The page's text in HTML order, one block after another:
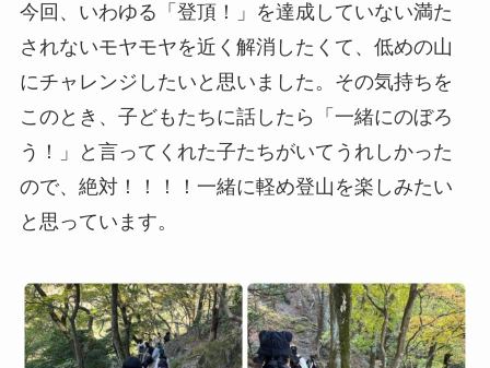
今回、いわゆる「登頂！」を達成していない満た
されないモヤモヤを近く解消したくて、低めの山
にチャレンジしたいと思いました。その気持ちを
このとき、子どもたちに話したら「一緒にのぼろ
う！」と言ってくれた子たちがいてうれしかった
ので、絶対！！！！一緒に軽め登山を楽しみたい
と思っています。